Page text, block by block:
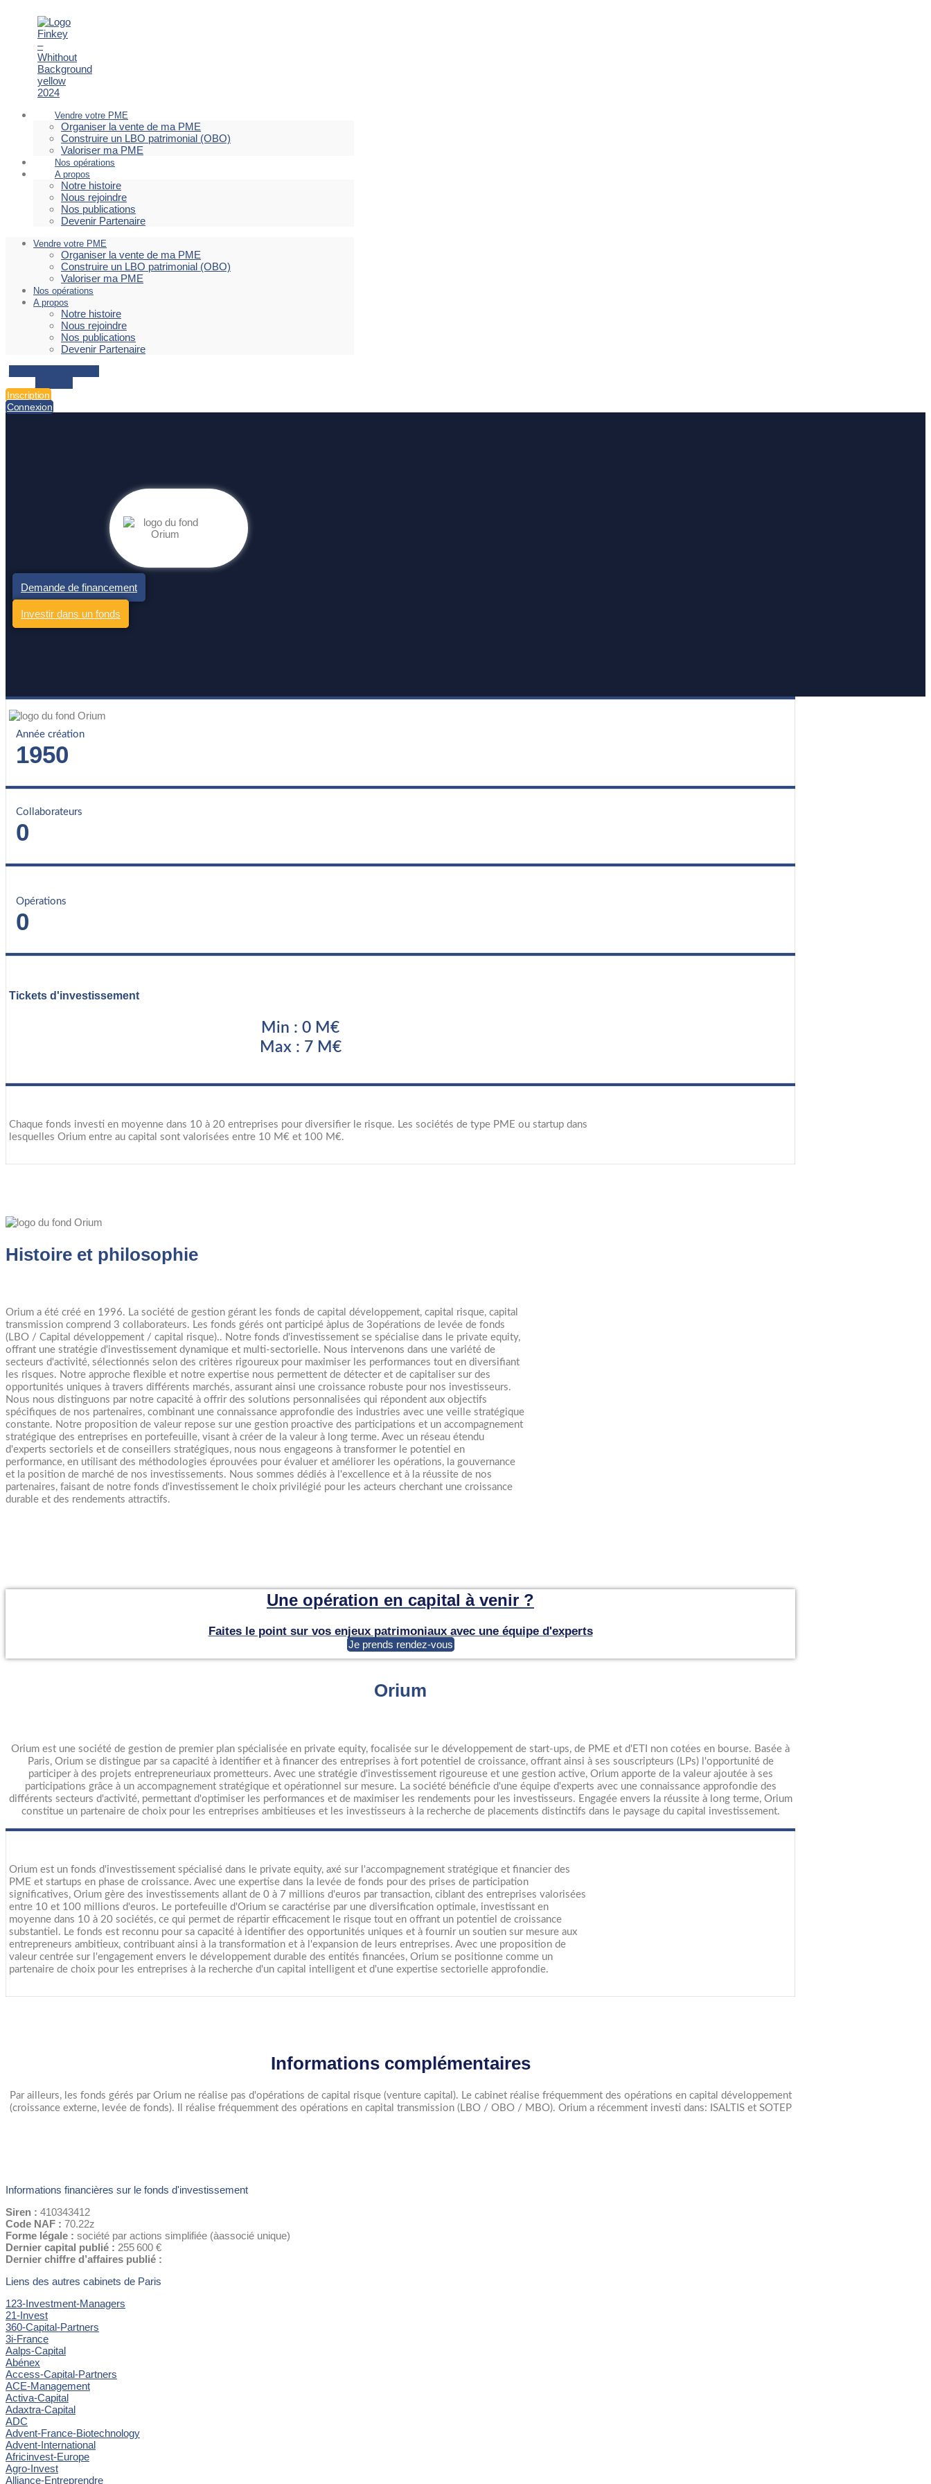
Vendre votre PME
Organiser la vente de ma PME
Construire un LBO patrimonial (OBO)
Valoriser ma PME
Nos opérations
A propos
Notre histoire
Nous rejoindre
Nos publications
Devenir Partenaire
Vendre votre PME
Organiser la vente de ma PME
Construire un LBO patrimonial (OBO)
Valoriser ma PME
Nos opérations
A propos
Notre histoire
Nous rejoindre
Nos publications
Devenir Partenaire
Inscription
Connexion
Demande de financement
Investir dans un fonds
Année création
1950
Collaborateurs
0
Opérations
0
Tickets d'investissement
Min : 0 M€
Max : 7 M€
Chaque fonds investi en moyenne dans 10 à 20 entreprises pour diversifier le risque. Les sociétés de type PME ou startup dans
lesquelles Orium entre au capital sont valorisées entre 10 M€ et 100 M€.
Histoire et philosophie
Orium a été créé en 1996. La société de gestion gérant les fonds de capital développement, capital risque, capital
transmission comprend 3 collaborateurs. Les fonds gérés ont participé àplus de 3opérations de levée de fonds
(LBO / Capital développement / capital risque).. Notre fonds d'investissement se spécialise dans le private equity,
offrant une stratégie d'investissement dynamique et multi-sectorielle. Nous intervenons dans une variété de
secteurs d'activité, sélectionnés selon des critères rigoureux pour maximiser les performances tout en diversifiant
les risques. Notre approche flexible et notre expertise nous permettent de détecter et de capitaliser sur des
opportunités uniques à travers différents marchés, assurant ainsi une croissance robuste pour nos investisseurs.
Nous nous distinguons par notre capacité à offrir des solutions personnalisées qui répondent aux objectifs
spécifiques de nos partenaires, combinant une connaissance approfondie des industries avec une veille stratégique
constante. Notre proposition de valeur repose sur une gestion proactive des participations et un accompagnement
stratégique des entreprises en portefeuille, visant à créer de la valeur à long terme. Avec un réseau étendu
d'experts sectoriels et de conseillers stratégiques, nous nous engageons à transformer le potentiel en
performance, en utilisant des méthodologies éprouvées pour évaluer et améliorer les opérations, la gouvernance
et la position de marché de nos investissements. Nous sommes dédiés à l'excellence et à la réussite de nos
partenaires, faisant de notre fonds d'investissement le choix privilégié pour les acteurs cherchant une croissance
durable et des rendements attractifs.
Une opération en capital à venir ?
Faites le point sur vos enjeux patrimoniaux avec une équipe d'experts
Je prends rendez-vous
Orium
Orium est une société de gestion de premier plan spécialisée en private equity, focalisée sur le développement de start-ups, de PME et d'ETI non cotées en bourse. Basée à
Paris, Orium se distingue par sa capacité à identifier et à financer des entreprises à fort potentiel de croissance, offrant ainsi à ses souscripteurs (LPs) l'opportunité de
participer à des projets entrepreneuriaux prometteurs. Avec une stratégie d'investissement rigoureuse et une gestion active, Orium apporte de la valeur ajoutée à ses
participations grâce à un accompagnement stratégique et opérationnel sur mesure. La société bénéficie d'une équipe d'experts avec une connaissance approfondie des
différents secteurs d'activité, permettant d'optimiser les performances et de maximiser les rendements pour les investisseurs. Engagée envers la réussite à long terme, Orium
constitue un partenaire de choix pour les entreprises ambitieuses et les investisseurs à la recherche de placements distinctifs dans le paysage du capital investissement.
Orium est un fonds d'investissement spécialisé dans le private equity, axé sur l'accompagnement stratégique et financier des
PME et startups en phase de croissance. Avec une expertise dans la levée de fonds pour des prises de participation
significatives, Orium gère des investissements allant de 0 à 7 millions d'euros par transaction, ciblant des entreprises valorisées
entre 10 et 100 millions d'euros. Le portefeuille d'Orium se caractérise par une diversification optimale, investissant en
moyenne dans 10 à 20 sociétés, ce qui permet de répartir efficacement le risque tout en offrant un potentiel de croissance
substantiel. Le fonds est reconnu pour sa capacité à identifier des opportunités uniques et à fournir un soutien sur mesure aux
entrepreneurs ambitieux, contribuant ainsi à la transformation et à l'expansion de leurs entreprises. Avec une proposition de
valeur centrée sur l'engagement envers le développement durable des entités financées, Orium se positionne comme un
partenaire de choix pour les entreprises à la recherche d'un capital intelligent et d'une expertise sectorielle approfondie.
Informations complémentaires
Par ailleurs, les fonds gérés par Orium ne réalise pas d'opérations de capital risque (venture capital). Le cabinet réalise fréquemment des opérations en capital développement
(croissance externe, levée de fonds). Il réalise fréquemment des opérations en capital transmission (LBO / OBO / MBO). Orium a récemment investi dans: ISALTIS et SOTEP
Informations financières sur le fonds d'investissement
Siren : 410343412
Code NAF : 70.22z
Forme légale : société par actions simplifiée (àassocié unique)
Dernier capital publié : 255 600 €
Dernier chiffre d’affaires publié :
Liens des autres cabinets de Paris
123-Investment-Managers
21-Invest
360-Capital-Partners
3i-France
Aalps-Capital
Abénex
Access-Capital-Partners
ACE-Management
Activa-Capital
Adaxtra-Capital
ADC
Advent-France-Biotechnology
Advent-International
Africinvest-Europe
Agro-Invest
Alliance-Entreprendre